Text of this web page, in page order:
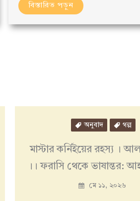
বিস্তারিত পড়ুন
অনুবাদ গল্প
মাস্টার কর্নিইয়ের রহস্য ।
।। ফরাসি থেকে ভাষান্তর:
মে ১১, ২০২৬